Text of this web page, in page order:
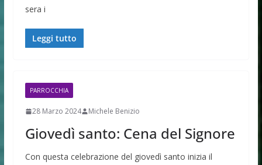
sera i
Leggi tutto
PARROCCHIA
28 Marzo 2024 Michele Benizio
Giovedì santo: Cena del Signore
Con questa celebrazione del giovedì santo inizia il